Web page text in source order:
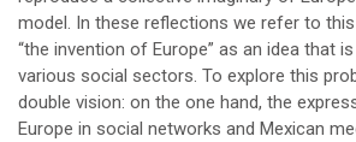
model. In these reflections we refer to
“the invention of Europe” as an idea that
various social sectors. To explore this
double vision: on the one hand, the
Europe in social networks and Mexican